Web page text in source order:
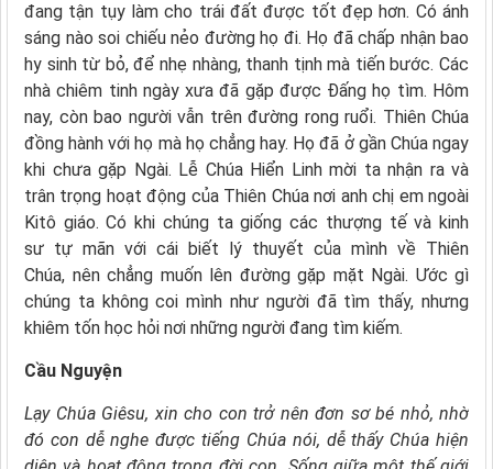
đang tận tụy làm cho trái đất được tốt đẹp hơn. Có ánh
sáng nào soi chiếu nẻo đường họ đi. Họ đã chấp nhận bao
hy sinh từ bỏ, để nhẹ nhàng, thanh tịnh mà tiến bước. Các
nhà chiêm tinh ngày xưa đã gặp được Ðấng họ tìm. Hôm
nay, còn bao người vẫn trên đường rong ruổi. Thiên Chúa
đồng hành với họ mà họ chẳng hay. Họ đã ở gần Chúa ngay
khi chưa gặp Ngài. Lễ Chúa Hiển Linh mời ta nhận ra và
trân trọng hoạt động của Thiên Chúa nơi anh chị em ngoài
Kitô giáo. Có khi chúng ta giống các thượng tế và kinh
sư tự mãn với cái biết lý thuyết của mình về Thiên
Chúa, nên chẳng muốn lên đường gặp mặt Ngài. Ước gì
chúng ta không coi mình như người đã tìm thấy, nhưng
khiêm tốn học hỏi nơi những người đang tìm kiếm.
Cầu Nguyện
Lạy Chúa Giêsu, xin cho con trở nên đơn sơ bé nhỏ, nhờ
đó con dễ nghe được tiếng Chúa nói, dễ thấy Chúa hiện